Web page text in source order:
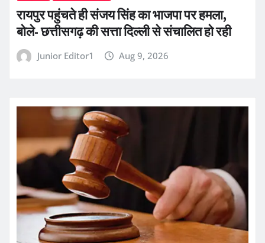
रायपुर पहुंचते ही संजय सिंह का भाजपा पर हमला,
बोले- छत्तीसगढ़ की सत्ता दिल्ली से संचालित हो रही
Junior Editor1 Aug 9, 2026